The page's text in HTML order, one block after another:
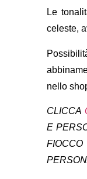
Le
celeste,
nello
CLICCA
E